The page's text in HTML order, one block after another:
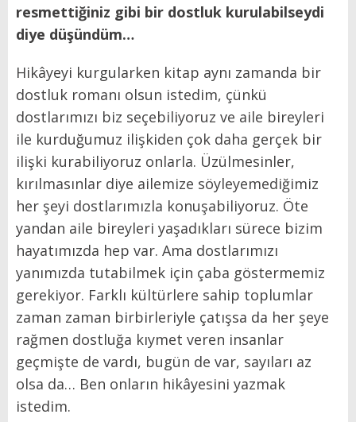
resmettiğiniz gibi bir dostluk kurulabilseydi
diye düşündüm…
Hikâyeyi kurgularken kitap aynı zamanda bir
dostluk romanı olsun istedim, çünkü
dostlarımızı biz seçebiliyoruz ve aile bireyleri
ile kurduğumuz ilişkiden çok daha gerçek bir
ilişki kurabiliyoruz onlarla. Üzülmesinler,
kırılmasınlar diye ailemize söyleyemediğimiz
her şeyi dostlarımızla konuşabiliyoruz. Öte
yandan aile bireyleri yaşadıkları sürece bizim
hayatımızda hep var. Ama dostlarımızı
yanımızda tutabilmek için çaba göstermemiz
gerekiyor. Farklı kültürlere sahip toplumlar
zaman zaman birbirleriyle çatışsa da her şeye
rağmen dostluğa kıymet veren insanlar
geçmişte de vardı, bugün de var, sayıları az
olsa da… Ben onların hikâyesini yazmak
istedim.